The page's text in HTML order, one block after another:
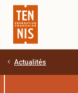
Aller au contenu
Actualités